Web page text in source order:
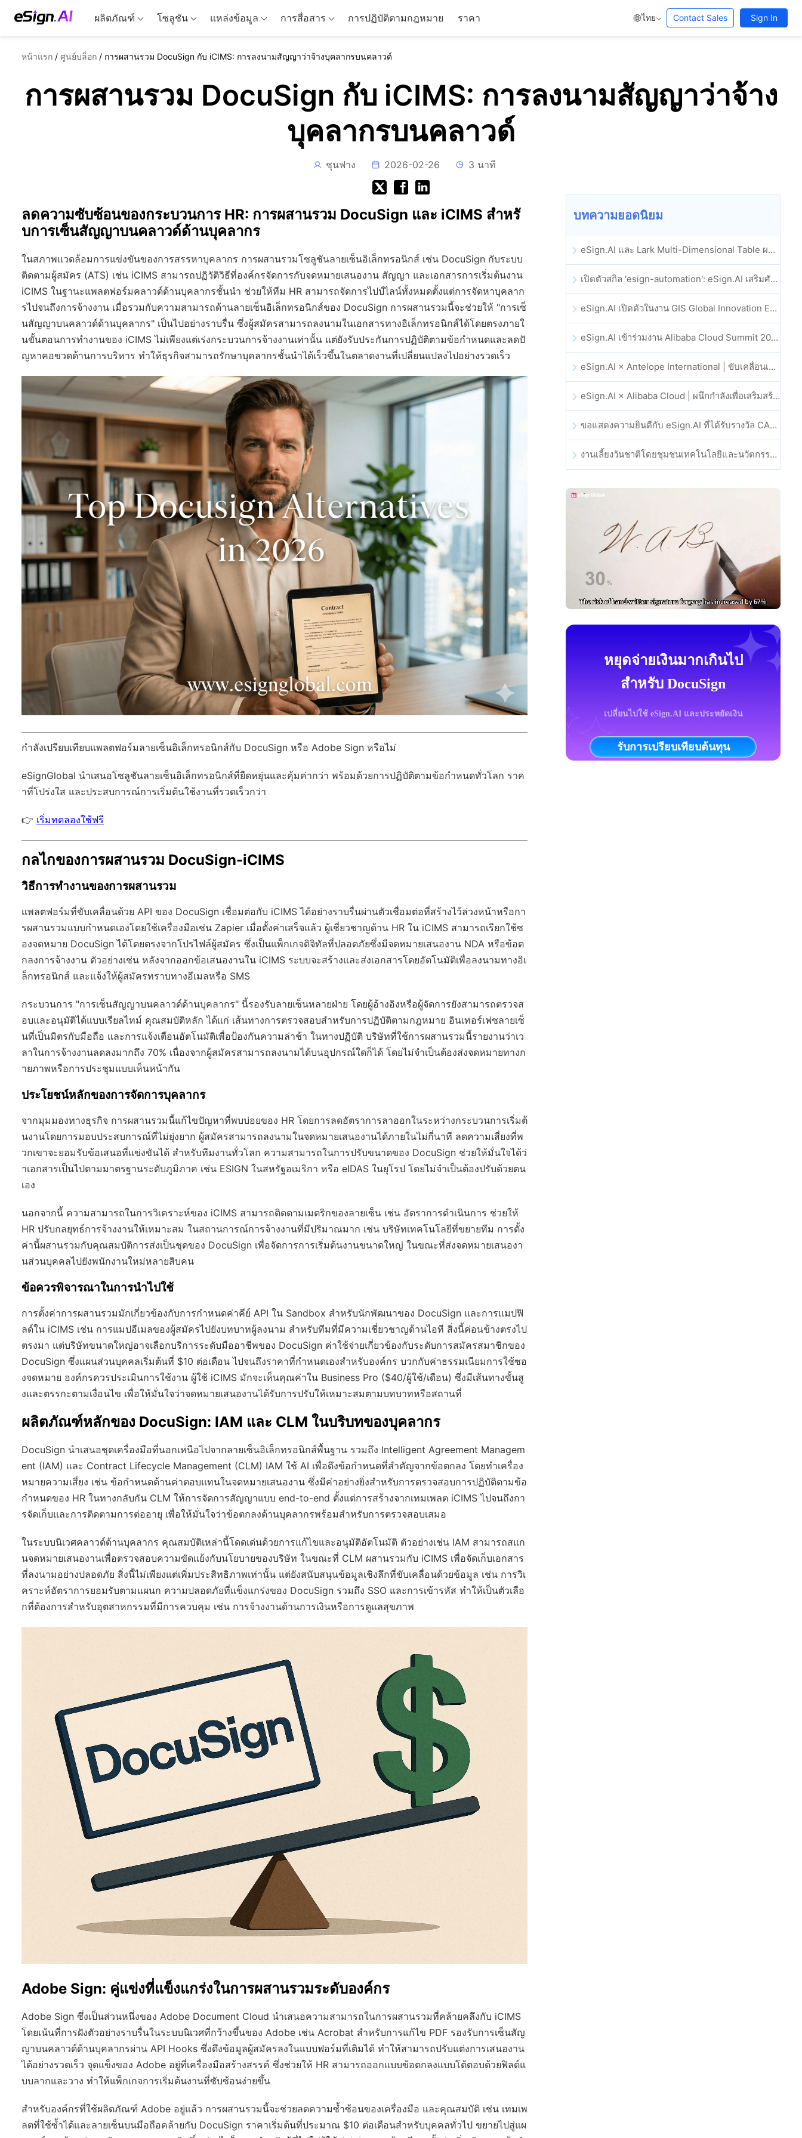
ผลิตภัณฑ์ โซลูชัน แหล่งข้อมูล การสื่อสาร การปฏิบัติตามกฎหมาย ราคา ไทย Contact Sales Sign In
หน้าแรก / ศูนย์บล็อก / การผสานรวม DocuSign กับ iCIMS: การลงนามสัญญาว่าจ้างบุคลากรบนคลาวด์
การผสานรวม DocuSign กับ iCIMS: การลงนามสัญญาว่าจ้าง
บุคลากรบนคลาวด์
ชุนฟาง 2026-02-26 3 นาที
ลดความซับซ้อนของกระบวนการ HR: การผสานรวม DocuSign และ iCIMS สำหรั
บการเซ็นสัญญาบนคลาวด์ด้านบุคลากร
ในสภาพแวดล้อมการแข่งขันของการสรรหาบุคลากร การผสานรวมโซลูชันลายเซ็นอิเล็กทรอนิกส์ เช่น DocuSign กับระบบ
ติดตามผู้สมัคร (ATS) เช่น iCIMS สามารถปฏิวัติวิธีที่องค์กรจัดการกับจดหมายเสนองาน สัญญา และเอกสารการเริ่มต้นงาน
iCIMS ในฐานะแพลตฟอร์มคลาวด์ด้านบุคลากรชั้นนำ ช่วยให้ทีม HR สามารถจัดการไปป์ไลน์ทั้งหมดตั้งแต่การจัดหาบุคลาก
รไปจนถึงการจ้างงาน เมื่อรวมกับความสามารถด้านลายเซ็นอิเล็กทรอนิกส์ของ DocuSign การผสานรวมนี้จะช่วยให้ "การเซ็
นสัญญาบนคลาวด์ด้านบุคลากร" เป็นไปอย่างราบรื่น ซึ่งผู้สมัครสามารถลงนามในเอกสารทางอิเล็กทรอนิกส์ได้โดยตรงภายใ
นขั้นตอนการทำงานของ iCIMS ไม่เพียงแต่เร่งกระบวนการจ้างงานเท่านั้น แต่ยังรับประกันการปฏิบัติตามข้อกำหนดและลดปั
ญหาคอขวดด้านการบริหาร ทำให้ธุรกิจสามารถรักษาบุคลากรชั้นนำได้เร็วขึ้นในตลาดงานที่เปลี่ยนแปลงไปอย่างรวดเร็ว
กำลังเปรียบเทียบแพลตฟอร์มลายเซ็นอิเล็กทรอนิกส์กับ DocuSign หรือ Adobe Sign หรือไม่
eSignGlobal นำเสนอโซลูชันลายเซ็นอิเล็กทรอนิกส์ที่ยืดหยุ่นและคุ้มค่ากว่า พร้อมด้วยการปฏิบัติตามข้อกำหนดทั่วโลก ราค
าที่โปร่งใส และประสบการณ์การเริ่มต้นใช้งานที่รวดเร็วกว่า
👉 เริ่มทดลองใช้ฟรี
กลไกของการผสานรวม DocuSign-iCIMS
วิธีการทำงานของการผสานรวม
แพลตฟอร์มที่ขับเคลื่อนด้วย API ของ DocuSign เชื่อมต่อกับ iCIMS ได้อย่างราบรื่นผ่านตัวเชื่อมต่อที่สร้างไว้ล่วงหน้าหรือกา
รผสานรวมแบบกำหนดเองโดยใช้เครื่องมือเช่น Zapier เมื่อตั้งค่าเสร็จแล้ว ผู้เชี่ยวชาญด้าน HR ใน iCIMS สามารถเรียกใช้ซ
องจดหมาย DocuSign ได้โดยตรงจากโปรไฟล์ผู้สมัคร ซึ่งเป็นแพ็กเกจดิจิทัลที่ปลอดภัยซึ่งมีจดหมายเสนองาน NDA หรือข้อต
กลงการจ้างงาน ตัวอย่างเช่น หลังจากออกข้อเสนองานใน iCIMS ระบบจะสร้างและส่งเอกสารโดยอัตโนมัติเพื่อลงนามทางอิเ
ล็กทรอนิกส์ และแจ้งให้ผู้สมัครทราบทางอีเมลหรือ SMS
กระบวนการ "การเซ็นสัญญาบนคลาวด์ด้านบุคลากร" นี้รองรับลายเซ็นหลายฝ่าย โดยผู้อ้างอิงหรือผู้จัดการยังสามารถตรวจส
อบและอนุมัติได้แบบเรียลไทม์ คุณสมบัติหลัก ได้แก่ เส้นทางการตรวจสอบสำหรับการปฏิบัติตามกฎหมาย อินเทอร์เฟซลายเซ็
นที่เป็นมิตรกับมือถือ และการแจ้งเตือนอัตโนมัติเพื่อป้องกันความล่าช้า ในทางปฏิบัติ บริษัทที่ใช้การผสานรวมนี้รายงานว่าเว
ลาในการจ้างงานลดลงมากถึง 70% เนื่องจากผู้สมัครสามารถลงนามได้บนอุปกรณ์ใดก็ได้ โดยไม่จำเป็นต้องส่งจดหมายทางก
ายภาพหรือการประชุมแบบเห็นหน้ากัน
ประโยชน์หลักของการจัดการบุคลากร
จากมุมมองทางธุรกิจ การผสานรวมนี้แก้ไขปัญหาที่พบบ่อยของ HR โดยการลดอัตราการลาออกในระหว่างกระบวนการเริ่มต้
นงานโดยการมอบประสบการณ์ที่ไม่ยุ่งยาก ผู้สมัครสามารถลงนามในจดหมายเสนองานได้ภายในไม่กี่นาที ลดความเสี่ยงที่พ
วกเขาจะยอมรับข้อเสนอที่แข่งขันได้ สำหรับทีมงานทั่วโลก ความสามารถในการปรับขนาดของ DocuSign ช่วยให้มั่นใจได้ว่
าเอกสารเป็นไปตามมาตรฐานระดับภูมิภาค เช่น ESIGN ในสหรัฐอเมริกา หรือ eIDAS ในยุโรป โดยไม่จำเป็นต้องปรับด้วยตน
เอง
นอกจากนี้ ความสามารถในการวิเคราะห์ของ iCIMS สามารถติดตามเมตริกของลายเซ็น เช่น อัตราการดำเนินการ ช่วยให้
HR ปรับกลยุทธ์การจ้างงานให้เหมาะสม ในสถานการณ์การจ้างงานที่มีปริมาณมาก เช่น บริษัทเทคโนโลยีที่ขยายทีม การตั้ง
ค่านี้ผสานรวมกับคุณสมบัติการส่งเป็นชุดของ DocuSign เพื่อจัดการการเริ่มต้นงานขนาดใหญ่ ในขณะที่ส่งจดหมายเสนองา
นส่วนบุคคลไปยังพนักงานใหม่หลายสิบคน
ข้อควรพิจารณาในการนำไปใช้
การตั้งค่าการผสานรวมมักเกี่ยวข้องกับการกำหนดค่าคีย์ API ใน Sandbox สำหรับนักพัฒนาของ DocuSign และการแมปฟิ
ลด์ใน iCIMS เช่น การแมปอีเมลของผู้สมัครไปยังบทบาทผู้ลงนาม สำหรับทีมที่มีความเชี่ยวชาญด้านไอที สิ่งนี้ค่อนข้างตรงไป
ตรงมา แต่บริษัทขนาดใหญ่อาจเลือกบริการระดับมืออาชีพของ DocuSign ค่าใช้จ่ายเกี่ยวข้องกับระดับการสมัครสมาชิกของ
DocuSign ซึ่งแผนส่วนบุคคลเริ่มต้นที่ $10 ต่อเดือน ไปจนถึงราคาที่กำหนดเองสำหรับองค์กร บวกกับค่าธรรมเนียมการใช้ซอ
งจดหมาย องค์กรควรประเมินการใช้งาน ผู้ใช้ iCIMS มักจะเห็นคุณค่าใน Business Pro ($40/ผู้ใช้/เดือน) ซึ่งมีเส้นทางขั้นสู
งและตรรกะตามเงื่อนไข เพื่อให้มั่นใจว่าจดหมายเสนองานได้รับการปรับให้เหมาะสมตามบทบาทหรือสถานที่
ผลิตภัณฑ์หลักของ DocuSign: IAM และ CLM ในบริบทของบุคลากร
DocuSign นำเสนอชุดเครื่องมือที่นอกเหนือไปจากลายเซ็นอิเล็กทรอนิกส์พื้นฐาน รวมถึง Intelligent Agreement Managem
ent (IAM) และ Contract Lifecycle Management (CLM) IAM ใช้ AI เพื่อดึงข้อกำหนดที่สำคัญจากข้อตกลง โดยทำเครื่อง
หมายความเสี่ยง เช่น ข้อกำหนดด้านค่าตอบแทนในจดหมายเสนองาน ซึ่งมีค่าอย่างยิ่งสำหรับการตรวจสอบการปฏิบัติตามข้อ
กำหนดของ HR ในทางกลับกัน CLM ให้การจัดการสัญญาแบบ end-to-end ตั้งแต่การสร้างจากเทมเพลต iCIMS ไปจนถึงกา
รจัดเก็บและการติดตามการต่ออายุ เพื่อให้มั่นใจว่าข้อตกลงด้านบุคลากรพร้อมสำหรับการตรวจสอบเสมอ
ในระบบนิเวศคลาวด์ด้านบุคลากร คุณสมบัติเหล่านี้โดดเด่นด้วยการแก้ไขและอนุมัติอัตโนมัติ ตัวอย่างเช่น IAM สามารถสแก
นจดหมายเสนองานเพื่อตรวจสอบความขัดแย้งกับนโยบายของบริษัท ในขณะที่ CLM ผสานรวมกับ iCIMS เพื่อจัดเก็บเอกสาร
ที่ลงนามอย่างปลอดภัย สิ่งนี้ไม่เพียงแต่เพิ่มประสิทธิภาพเท่านั้น แต่ยังสนับสนุนข้อมูลเชิงลึกที่ขับเคลื่อนด้วยข้อมูล เช่น การวิเ
คราะห์อัตราการยอมรับตามแผนก ความปลอดภัยที่แข็งแกร่งของ DocuSign รวมถึง SSO และการเข้ารหัส ทำให้เป็นตัวเลือ
กที่ต้องการสำหรับอุตสาหกรรมที่มีการควบคุม เช่น การจ้างงานด้านการเงินหรือการดูแลสุขภาพ
Adobe Sign: คู่แข่งที่แข็งแกร่งในการผสานรวมระดับองค์กร
Adobe Sign ซึ่งเป็นส่วนหนึ่งของ Adobe Document Cloud นำเสนอความสามารถในการผสานรวมที่คล้ายคลึงกับ iCIMS
โดยเน้นที่การฝังตัวอย่างราบรื่นในระบบนิเวศที่กว้างขึ้นของ Adobe เช่น Acrobat สำหรับการแก้ไข PDF รองรับการเซ็นสัญ
ญาบนคลาวด์ด้านบุคลากรผ่าน API Hooks ซึ่งดึงข้อมูลผู้สมัครลงในแบบฟอร์มที่เติมได้ ทำให้สามารถปรับแต่งการเสนองาน
ได้อย่างรวดเร็ว จุดแข็งของ Adobe อยู่ที่เครื่องมือสร้างสรรค์ ซึ่งช่วยให้ HR สามารถออกแบบข้อตกลงแบบโต้ตอบด้วยฟิลด์แ
บบลากและวาง ทำให้แพ็กเกจการเริ่มต้นงานที่ซับซ้อนง่ายขึ้น
สำหรับองค์กรที่ใช้ผลิตภัณฑ์ Adobe อยู่แล้ว การผสานรวมนี้จะช่วยลดความซ้ำซ้อนของเครื่องมือ และคุณสมบัติ เช่น เทมเพ
ลตที่ใช้ซ้ำได้และลายเซ็นบนมือถือคล้ายกับ DocuSign ราคาเริ่มต้นที่ประมาณ $10 ต่อเดือนสำหรับบุคคลทั่วไป ขยายไปสู่แผ
บทความยอดนิยม
eSign.AI และ Lark Multi-Dimensional Table ผสานรวมกันอย่างเป็นทางการ: การลงนามและการเก็บถาวรสัญญาอิเล็กทรอนิกส์แบบอัตโนมัติเต็มรูปแบบ
เปิดตัวสกิล 'esign-automation': eSign.AI เสริมศักยภาพให้ OpenClaw ด้วยลายเซ็นอิเล็กทรอนิกส์อัตโนมัติ
eSign.AI เปิดตัวในงาน GIS Global Innovation Exhibition 2025
eSign.AI เข้าร่วมงาน Alibaba Cloud Summit 2025 ที่ฮ่องกง เพื่อขับเคลื่อนนวัตกรรมคลาวด์ที่ขับเคลื่อนด้วย AI และความเชื่อมั่นทางดิจิทัล
eSign.AI × Antelope International | ขับเคลื่อนเวิร์กโฟลดิจิทัลที่ปลอดภัยและขับเคลื่อนด้วย AI
eSign.AI × Alibaba Cloud | ผนึกกำลังเพื่อเสริมสร้างความเชื่อมั่นดิจิทัลระดับโลกสำหรับฟินเทค
ขอแสดงความยินดีกับ eSign.AI ที่ได้รับรางวัล CAHK STAR Award 2025
งานเลี้ยงวันชาติโดยชุมชนเทคโนโลยีและนวัตกรรมฮ่องกง
หยุดจ่ายเงินมากเกินไป
สำหรับ DocuSign
เปลี่ยนไปใช้ eSign.AI และประหยัดเงิน
รับการเปรียบเทียบต้นทุน